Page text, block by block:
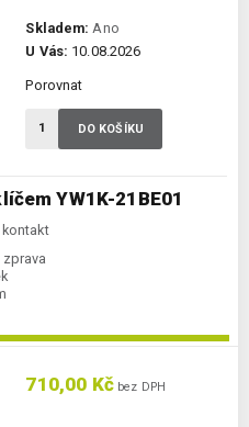
YW1K-21BE01
Skladem: Ano
U Vás: 10.08.2026
Porovnat
DO KOŠÍKU
710,00 Kč bez DPH